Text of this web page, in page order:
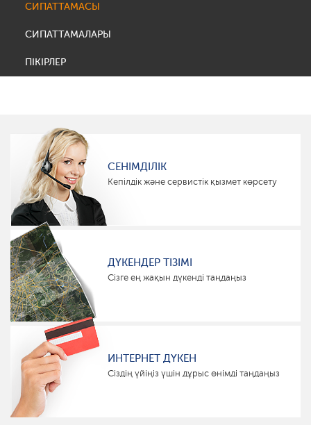
СИПАТТАМАСЫ
СИПАТТАМАЛАРЫ
ПІКІРЛЕР
СЕНІМДІЛІК
Кепілдік және сервистік қызмет көрсету
ДҮКЕНДЕР ТІЗІМІ
Сізге ең жақын дүкенді таңдаңыз
ИНТЕРНЕТ ДҮКЕН
Сіздің үйіңіз үшін дұрыс өнімді таңдаңыз